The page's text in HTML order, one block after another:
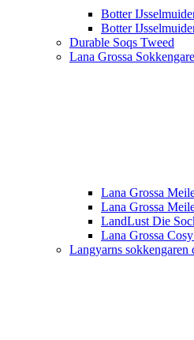
Botter
Botter
Durable Soqs Tweed
Lana Grossa
Lana Grossa
Lana Grossa
LandLust Die
Lana Grossa
Langyarns sokkengaren